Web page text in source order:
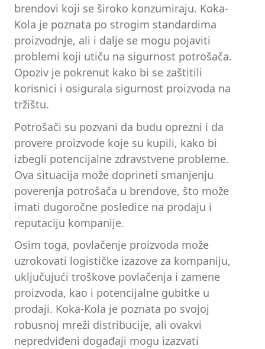
brendovi koji se široko konzumiraju. Koka-
Kola je poznata po strogim standardima
proizvodnje, ali i dalje se mogu pojaviti
problemi koji utiču na sigurnost potrošača.
Opoziv je pokrenut kako bi se zaštitili
korisnici i osigurala sigurnost proizvoda na
tržištu.
Potrošači su pozvani da budu oprezni i da
provere proizvode koje su kupili, kako bi
izbegli potencijalne zdravstvene probleme.
Ova situacija može doprineti smanjenju
poverenja potrošača u brendove, što može
imati dugoročne posledice na prodaju i
reputaciju kompanije.
Osim toga, povlačenje proizvoda može
uzrokovati logističke izazove za kompaniju,
uključujući troškove povlačenja i zamene
proizvoda, kao i potencijalne gubitke u
prodaji. Koka-Kola je poznata po svojoj
robusnoj mreži distribucije, ali ovakvi
nepredviđeni događaji mogu izazvati